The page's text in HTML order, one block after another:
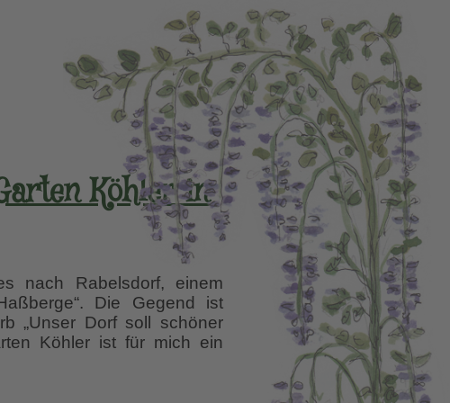
Köhler in
nach Rabelsdorf, einem
Die Gegend ist
„Unser Dorf soll schöner
Köhler ist für mich ein